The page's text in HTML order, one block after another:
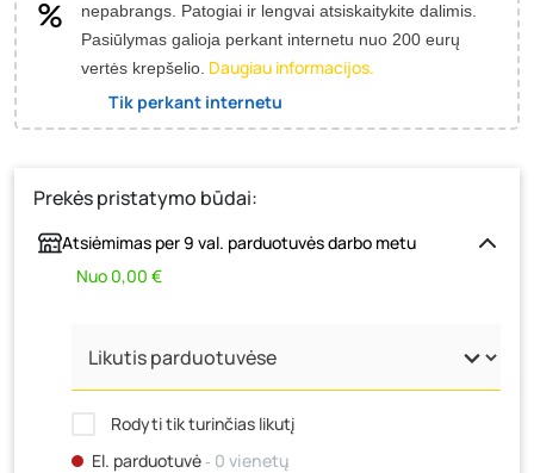
nepabrangs. Patogiai ir lengvai atsiskaitykite dalimis.
Pasiūlymas galioja perkant internetu nuo 200 eurų
vertės krepšelio. Daugiau informacijos.
Tik perkant internetu
Prekės pristatymo būdai:
Atsiėmimas per 9 val. parduotuvės darbo metu
Nuo 0,00 €
Rodyti tik turinčias likutį
El. parduotuvė‐ 0 vienetų